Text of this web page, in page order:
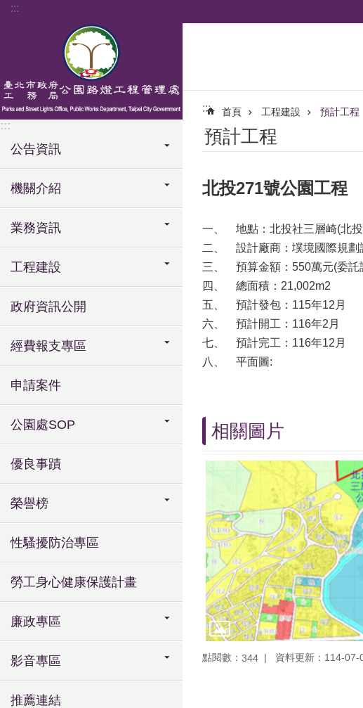
跳到主要內容區塊
:::
:::
公告資訊
機關介紹
業務資訊
工程建設
政府資訊公開
經費報支專區
申請案件
公園處SOP
優良事蹟
榮譽榜
性騷擾防治專區
勞工身心健康保護計畫
廉政專區
影音專區
推薦連結
::: 首頁 工程建設 預計工程
預計工程
北投271號公園工程
一、
地點：北投社三層崎(北
二、
設計廠商：墣境國際規劃
三、
預算金額：550萬元(委
四、
總面積：21,002m2
五、
預計發包：115年12月
六、
預計開工：116年2月
七、
預計完工：116年12月
八、
平面圖:
相關圖片
點閱數： 344 資料更新：114-07-